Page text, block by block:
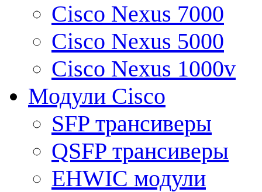
Cisco Nexus 7000
Cisco Nexus 5000
Cisco Nexus 1000v
Модули Cisco
SFP трансиверы
QSFP трансиверы
EHWIC модули